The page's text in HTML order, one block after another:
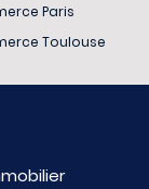
Paris
Toulouse